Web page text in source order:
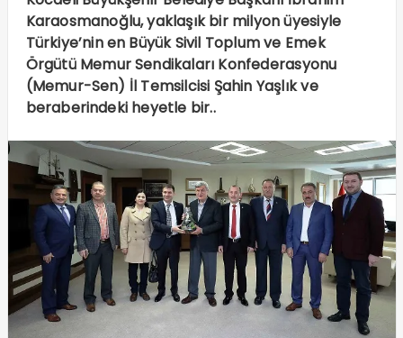
Karaosmanoğlu, yaklaşık bir milyon üyesiyle
Türkiye’nin en Büyük Sivil Toplum ve Emek
Örgütü Memur Sendikaları Konfederasyonu
(Memur-Sen) İl Temsilcisi Şahin Yaşlık ve
beraberindeki heyetle bir..